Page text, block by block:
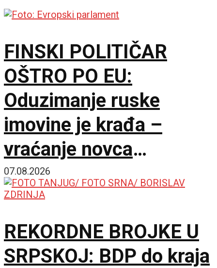
FINSKI POLITIČAR
OŠTRO PO EU:
Oduzimanje ruske
imovine je krađa –
vraćanje novca
omogućilo bi mir u
Ukrajini
07.08.2026
REKORDNE BROJKE U
SRPSKOJ: BDP do kraja